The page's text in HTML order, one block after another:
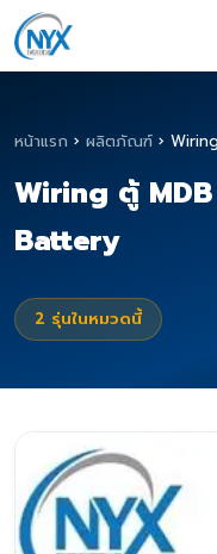
หน้าแรก › ผลิตภัณฑ์ ›
Wiring ตู้
Battery
2 รุ่นในหมวดนี้